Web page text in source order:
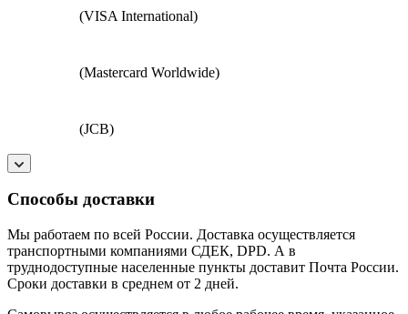
(VISA International)
(Mastercard Worldwide)
(JCB)
Способы доставки
Мы работаем по всей России. Доставка осуществляется
транспортными компаниями СДЕК, DPD. А в
труднодоступные населенные пункты доставит Почта России.
Сроки доставки в среднем от 2 дней.